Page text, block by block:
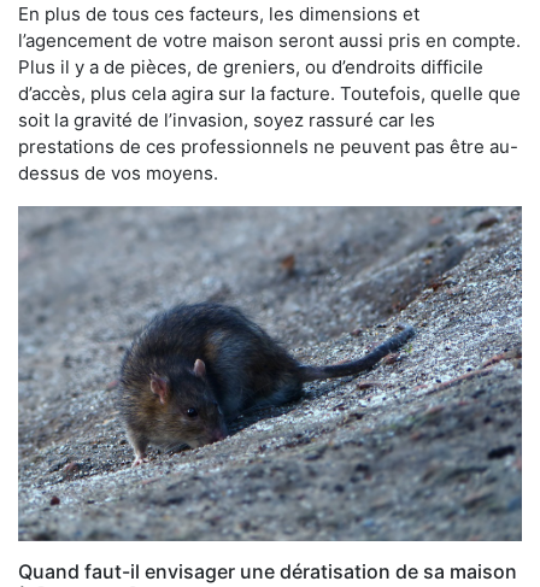
En plus de tous ces facteurs, les dimensions et
l’agencement de votre maison seront aussi pris en compte.
Plus il y a de pièces, de greniers, ou d’endroits difficile
d’accès, plus cela agira sur la facture. Toutefois, quelle que
soit la gravité de l’invasion, soyez rassuré car les
prestations de ces professionnels ne peuvent pas être au-
dessus de vos moyens.
Quand faut-il envisager une dératisation de sa maison